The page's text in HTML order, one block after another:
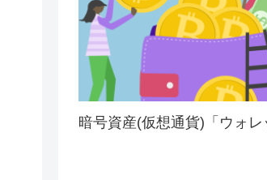
暗号資産(仮想通貨)「ウォレ